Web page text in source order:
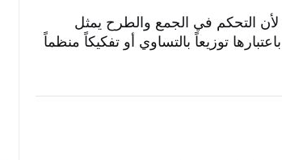
لأن التحكم في الجمع والطرح يمثل
توزيعاً بالتساوي أو تفكيكاً منظماً